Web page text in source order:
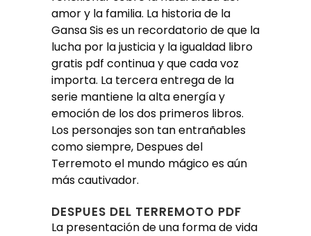
amor y la familia. La historia de la
Gansa Sis es un recordatorio de que la
lucha por la justicia y la igualdad libro
gratis pdf continua y que cada voz
importa. La tercera entrega de la
serie mantiene la alta energía y
emoción de los dos primeros libros.
Los personajes son tan entrañables
como siempre, Despues del
Terremoto el mundo mágico es aún
más cautivador.
DESPUES DEL TERREMOTO PDF
La presentación de una forma de vida